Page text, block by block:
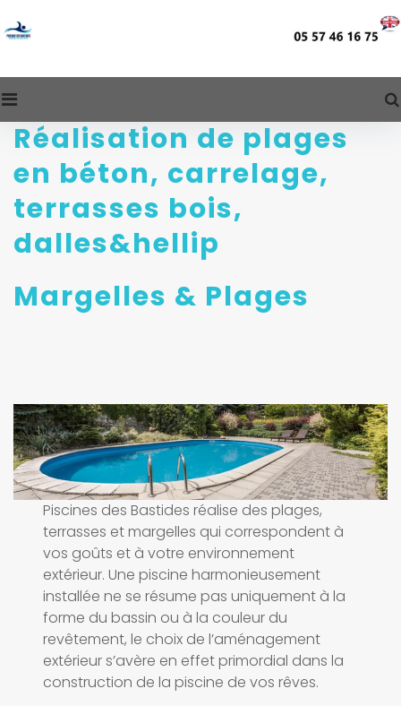
to
REVÊTEMENT
/
PLAGE
Réalisation de plages
en béton, carrelage,
terrasses bois,
dalles&hellip
Margelles & Plages
Piscines des Bastides réalise des plages,
terrasses et margelles qui correspondent à
vos goûts et à votre environnement
extérieur. Une piscine harmonieusement
installée ne se résume pas uniquement à la
forme du bassin ou à la couleur du
revêtement, le choix de l’aménagement
extérieur s’avère en effet primordial dans la
construction de la piscine de vos rêves.